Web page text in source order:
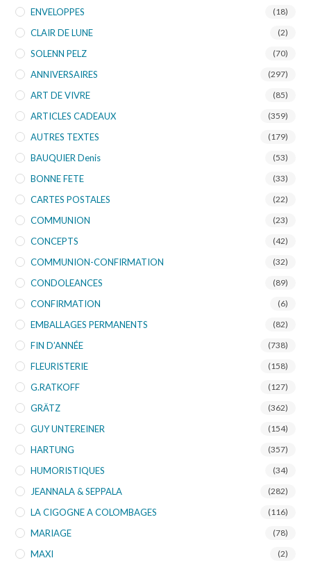
ENVELOPPES (18)
CLAIR DE LUNE (2)
SOLENN PELZ (70)
ANNIVERSAIRES (297)
ART DE VIVRE (85)
ARTICLES CADEAUX (359)
AUTRES TEXTES (179)
BAUQUIER Denis (53)
BONNE FETE (33)
CARTES POSTALES (22)
COMMUNION (23)
CONCEPTS (42)
COMMUNION-CONFIRMATION (32)
CONDOLEANCES (89)
CONFIRMATION (6)
EMBALLAGES PERMANENTS (82)
FIN D’ANNÉE (738)
FLEURISTERIE (158)
G.RATKOFF (127)
GRÄTZ (362)
GUY UNTEREINER (154)
HARTUNG (357)
HUMORISTIQUES (34)
JEANNALA & SEPPALA (282)
LA CIGOGNE A COLOMBAGES (116)
MARIAGE (78)
MAXI (2)